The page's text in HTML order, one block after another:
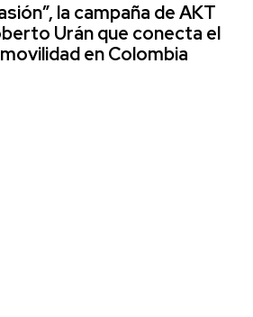
la campaña de AKT
Urán que conecta el
en Colombia